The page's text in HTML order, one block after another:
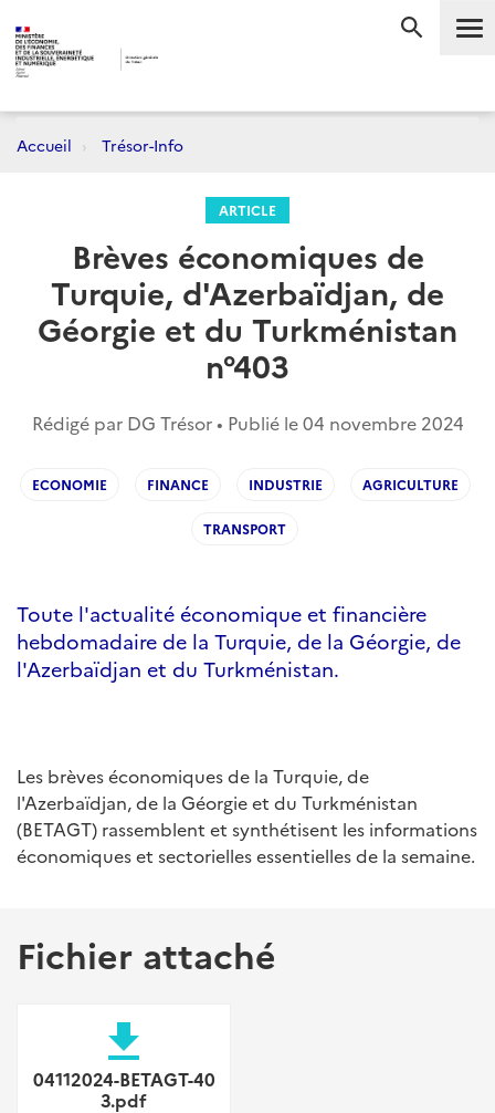
Accueil Trésor-Info
ARTICLE
Brèves économiques de
Turquie, d'Azerbaïdjan, de
Géorgie et du Turkménistan
n°403
Rédigé par DG Trésor • Publié le04 novembre 2024
ECONOMIE FINANCE INDUSTRIE AGRICULTURE
TRANSPORT
Toute l'actualité économique et financière
hebdomadaire de la Turquie, de la Géorgie, de
l'Azerbaïdjan et du Turkménistan.
Les brèves économiques de la Turquie, de
l'Azerbaïdjan, de la Géorgie et du Turkménistan
(BETAGT) rassemblent et synthétisent les informations
économiques et sectorielles essentielles de la semaine.
Fichier attaché
file_download
04112024-BETAGT-40
3.pdf